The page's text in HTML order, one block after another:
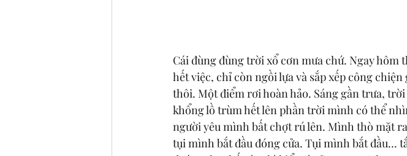
Cái đùng đùng trời xổ cơn mưa chứ. Ngay hôm
hết việc, chỉ còn ngồi lựa và sắp xếp công
thôi. Một điểm rơi hoàn hảo. Sáng gần trưa,
khổng lồ trùm hết lên phần trời mình có thể
người yêu mình bất chợt rú lên. Mình thò mặt
tụi mình bắt đầu đóng cửa. Tụi mình bắt đầu…